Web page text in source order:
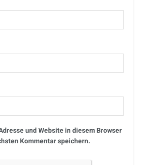
und Website in diesem Browser
Kommentar speichern.